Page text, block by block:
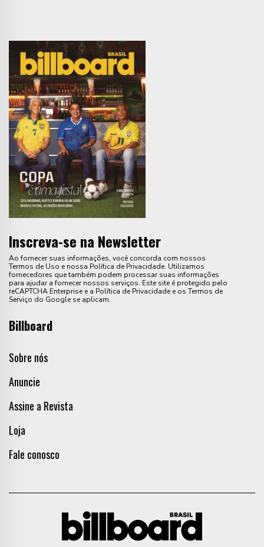
Inscreva-se na Newsletter
Ao fornecer suas informações, você concorda com nossos
Termos de Uso e nossa Política de Privacidade. Utilizamos
fornecedores que também podem processar suas informações
para ajudar a fornecer nossos serviços. Este site é protegido pelo
reCAPTCHA Enterprise e a Política de Privacidade e os Termos de
Serviço do Google se aplicam.
Billboard
Sobre nós
Anuncie
Assine a Revista
Loja
Fale conosco